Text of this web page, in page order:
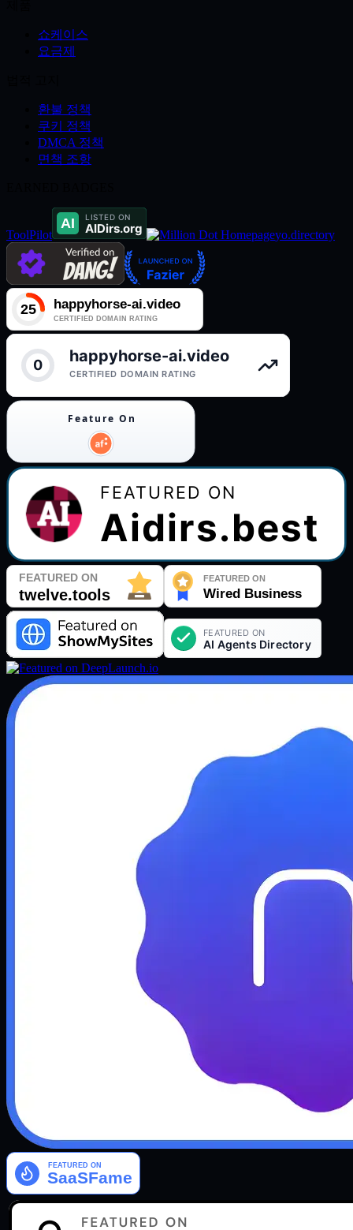
쇼케이스
요금제
환불 정책
쿠키 정책
DMCA 정책
면책 조항
ToolPilot yo.directory